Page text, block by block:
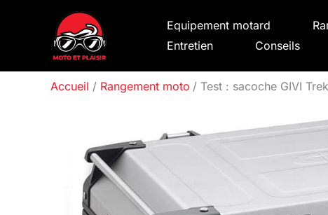
Equipement motard
Entretien
Conseils
Accueil Rangement moto Test : sacoche GIVI